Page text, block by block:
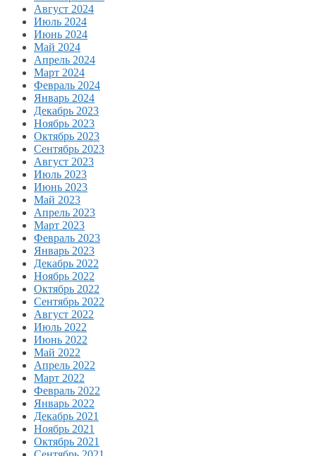
Август 2024
Июль 2024
Июнь 2024
Май 2024
Апрель 2024
Март 2024
Февраль 2024
Январь 2024
Декабрь 2023
Ноябрь 2023
Октябрь 2023
Сентябрь 2023
Август 2023
Июль 2023
Июнь 2023
Май 2023
Апрель 2023
Март 2023
Февраль 2023
Январь 2023
Декабрь 2022
Ноябрь 2022
Октябрь 2022
Сентябрь 2022
Август 2022
Июль 2022
Июнь 2022
Май 2022
Апрель 2022
Март 2022
Февраль 2022
Январь 2022
Декабрь 2021
Ноябрь 2021
Октябрь 2021